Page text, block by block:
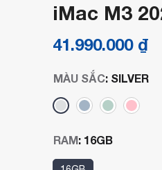
iMac M3
41.990.000 ₫
MÀU SẮC: SILVER
RAM: 16GB